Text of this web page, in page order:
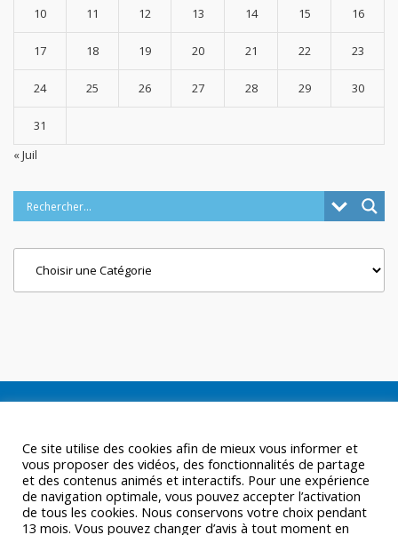
10 11 12 13 14 15 16
17 18 19 20 21 22 23
24 25 26 27 28 29 30
31
« Juil
Ce site utilise des cookies afin de mieux vous informer et
vous proposer des vidéos, des fonctionnalités de partage
et des contenus animés et interactifs. Pour une expérience
de navigation optimale, vous pouvez accepter l’activation
de tous les cookies. Nous conservons votre choix pendant
13 mois. Vous pouvez changer d’avis à tout moment en